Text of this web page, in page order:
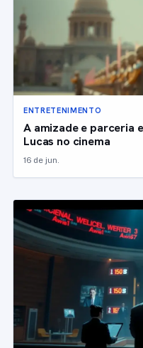
ENTRETENIMENTO
A amizade e parceria
Lucas no cinema
16 de jun.